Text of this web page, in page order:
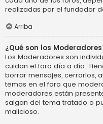
realizadas por el fundador
Arriba
¿Qué son los
Los Moderadores son
cuidan el foro día a día.
borrar mensajes, cerrarlos,
temas en el foro que
moderadores están
salgan del tema tratado o
malicioso.